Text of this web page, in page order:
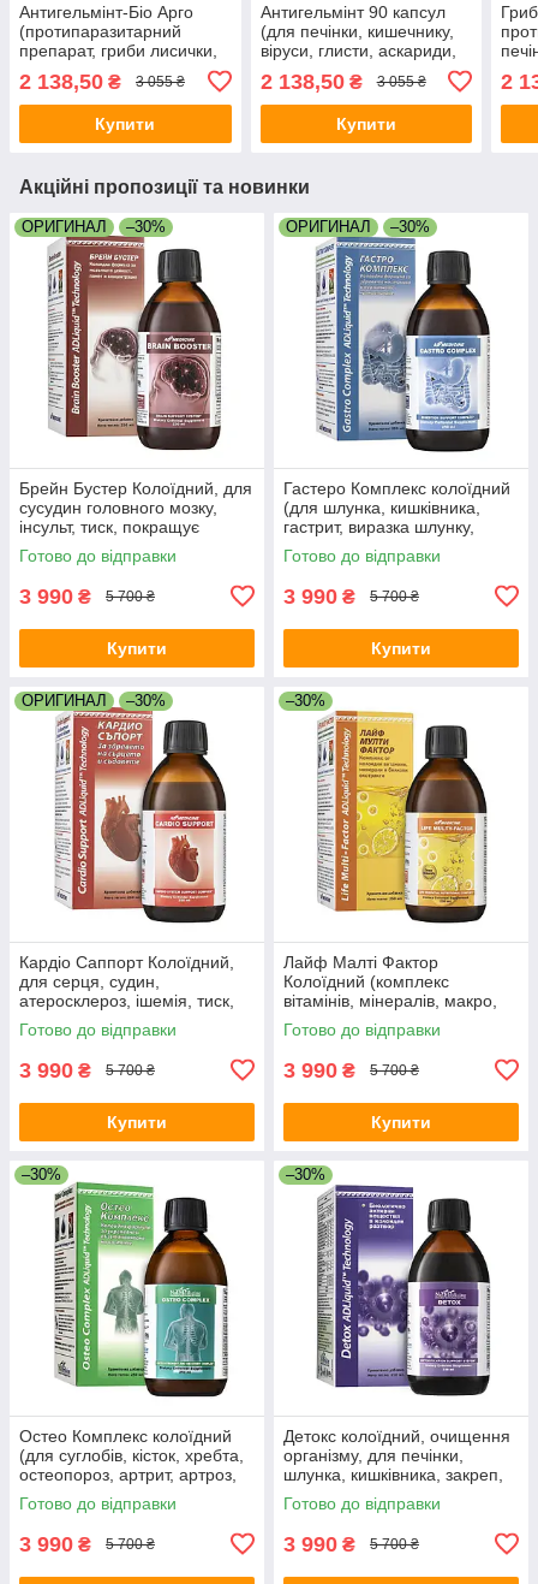
Антигельмінт-Біо Арго
(протипаразитарний
препарат, гриби лисички,
інтоксикація, очищення)
2 138,50 ₴ 3 055 ₴
Купити
Антигельмінт 90 капсул
(для печінки, кишечнику,
віруси, глисти, аскариди,
група В)
2 138,50₴ 3 055 ₴
Купити
2
Акційні пропозиції та новинки
ОРИГИНАЛ –30%
Брейн Бустер Колоїдний, для
сусудин головного мозку,
інсульт, тиск, покращує
пам'ять, сон, шум у вухах,
атеросклероз, травми мозку
Готово до відправки
3 990 ₴ 5 700 ₴
Купити
ОРИГИНАЛ –30%
Гастеро Комплекс колоїдний
(для шлунка, кишківника,
гастрит, виразка шлунку,
закреп, хелікобактер,
покращує травлення)
Готово до відправки
3 990 ₴ 5 700 ₴
Купити
ОРИГИНАЛ –30%
Кардіо Саппорт Колоїдний,
для серця, судин,
атеросклероз, ішемія, тиск,
гіпертонія, інфаркт, аритмія,
витаміни, діабет, холестерин
Готово до відправки
3 990 ₴ 5 700 ₴
Купити
–30%
Лайф Малті Фактор
Колоїдний (комплекс
вітамінів, мінералів, макро,
мікроелементів, імунітет,
фізичне, розумове
Готово до відправки
3 990 ₴ 5 700 ₴
Купити
–30%
Остео Комплекс колоїдний
(для суглобів, кісток, хребта,
остеопороз, артрит, артроз,
остеоартроз, мієліт, перелом,
грижі)
Готово до відправки
3 990 ₴ 5 700 ₴
–30%
Детокс колоїдний, очищення
організму, для печінки,
шлунка, кишківника, закреп,
алергія, дерматит, гастрит,
дисбактеріоз, схуднення
Готово до відправки
3 990 ₴ 5 700 ₴